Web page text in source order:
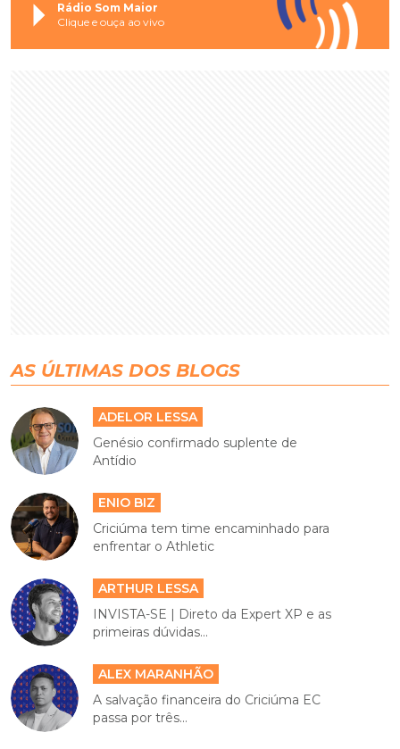
Rádio Som Maior
Clique e ouça ao vivo
AS ÚLTIMAS DOS BLOGS
ADELOR LESSA
Genésio confirmado suplente de
Antídio
ENIO BIZ
Criciúma tem time encaminhado para
enfrentar o Athletic
ARTHUR LESSA
INVISTA-SE | Direto da Expert XP e as
primeiras dúvidas...
ALEX MARANHÃO
A salvação financeira do Criciúma EC
passa por três...